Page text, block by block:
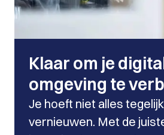
Klaar om je
omgeving te
Je hoeft niet alles
vernieuwen. Met de